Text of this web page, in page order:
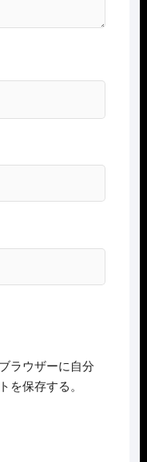
ラウザーに自分
を保存する。